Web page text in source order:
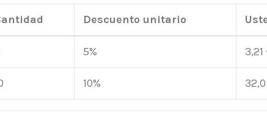
Descuento unitario
5% 3,21
10%